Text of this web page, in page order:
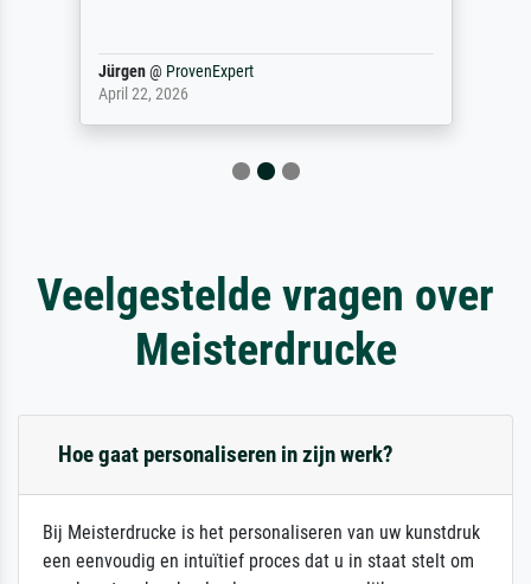
Jürgen@ ProvenExpert
April 22, 2026
Veelgestelde vragen over
Meisterdrucke
Hoe gaat personaliseren in zijn werk?
Bij Meisterdrucke is het personaliseren van uw kunstdruk
een eenvoudig en intuïtief proces dat u in staat stelt om